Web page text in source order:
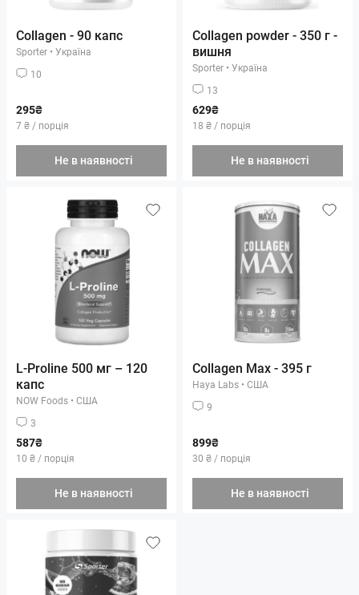
Collagen - 90 капс
Sporter • Україна
10
295₴
7 ₴ / порція
Не в наявності
Collagen powder - 350 г -
вишня
Sporter • Україна
13
629₴
18 ₴ / порція
Не в наявності
L-Proline 500 мг – 120
капс
NOW Foods • США
3
587₴
10 ₴ / порція
Не в наявності
Collagen Max - 395 г
Haya Labs • США
9
899₴
30 ₴ / порція
Не в наявності